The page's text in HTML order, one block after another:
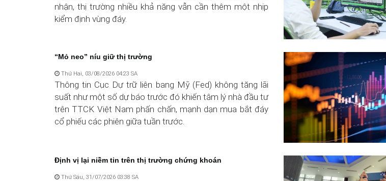
nhận, thị trường nhiều khả năng vẫn cần thêm một nhịp
kiểm định vùng đáy.
“Mỏ neo” níu giữ thị trường
Thứ Hai, 03/08/2026 04:23 SA
Thông tin Cục Dự trữ liên bang Mỹ (Fed) không tăng lãi
suất như một số dự báo trước đó khiến tâm lý nhà đầu tư
trên TTCK Việt Nam phấn chấn, mạnh dạn mua bắt đáy
cổ phiếu các phiên giữa tuần trước.
Định vị lại niềm tin trên thị trường chứng khoán
Thứ Sáu, 31/07/2026 03:38 SA